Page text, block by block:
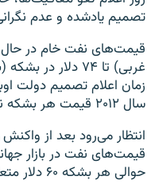
تصمیم یادشده و عدم
غربی) تا ۷۴
زمان اعلام تصمیم دولت
سال ۲۰۱۲ قیمت هر بشکه نفت خام ۱۰۰ دلار بود.
انتظار می‌رود بعد از واکنش
قیمت‌های نفت در بازار
حوالی هر بشکه ۶۰ دلار متعادل شود.